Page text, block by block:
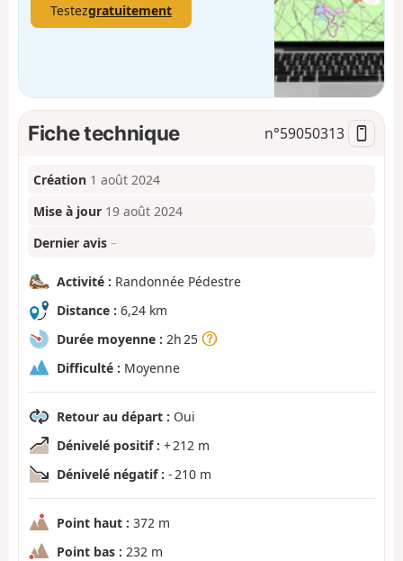
Testezgratuitement
Fiche technique n°59050313
Création 1 août 2024
Mise à jour 19 août 2024
Dernier avis –
Activité : Randonnée Pédestre
Distance : 6,24 km
Durée moyenne : 2h 25
Difficulté : Moyenne
Retour au départ : Oui
Dénivelé positif : + 212 m
Dénivelé négatif : - 210 m
Point haut : 372 m
Point bas : 232 m